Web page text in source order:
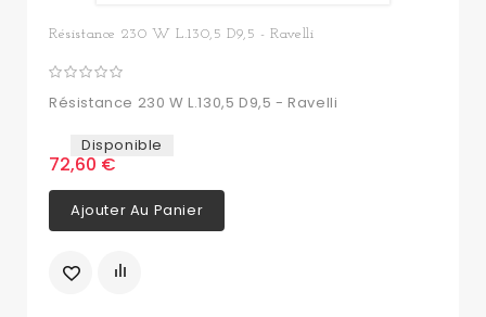
Résistance 230 W L.130,5 D9,5 - Ravelli
Résistance 230 W L.130,5 D9,5 - Ravelli
Disponible
72,60 €
Ajouter Au Panier